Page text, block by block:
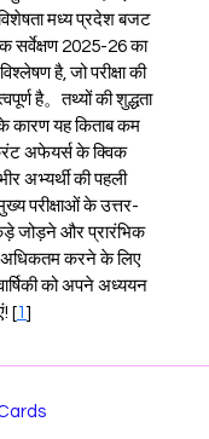
मध्य प्रदेश बजट
सर्वेक्षण 2025-26 का
है, जो परीक्षा की
है。तथ्यों की शुद्धता
कारण यह किताब कम
अफेयर्स के क्विक
अभ्यर्थी की पहली
परीक्षाओं के उत्तर-
जोड़ने और प्रारंभिक
अधिकतम करने के लिए
को अपने अध्ययन
[1 ]